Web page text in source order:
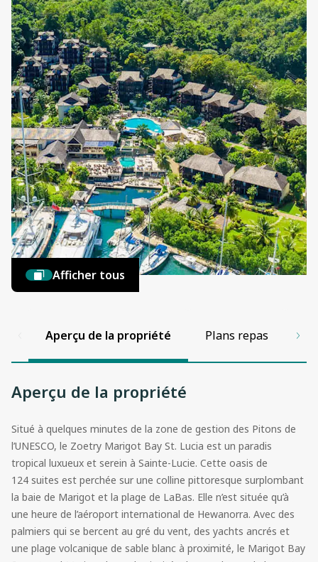
Afficher tous
Aperçu de la propriété Plans repas
Aperçu de la propriété
Situé à quelques minutes de la zone de gestion des Pitons de
l’UNESCO, le Zoetry Marigot Bay St. Lucia est un paradis
tropical luxueux et serein à Sainte-Lucie. Cette oasis de
124 suites est perchée sur une colline pittoresque surplombant
la baie de Marigot et la plage de LaBas. Elle n’est située qu’à
une heure de l’aéroport international de Hewanorra. Avec des
palmiers qui se bercent au gré du vent, des yachts ancrés et
une plage volcanique de sable blanc à proximité, le Marigot Bay